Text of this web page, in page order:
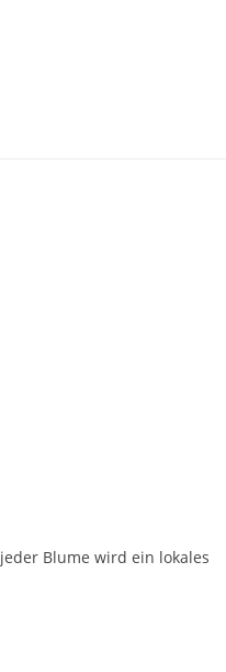
Blume wird ein lokales